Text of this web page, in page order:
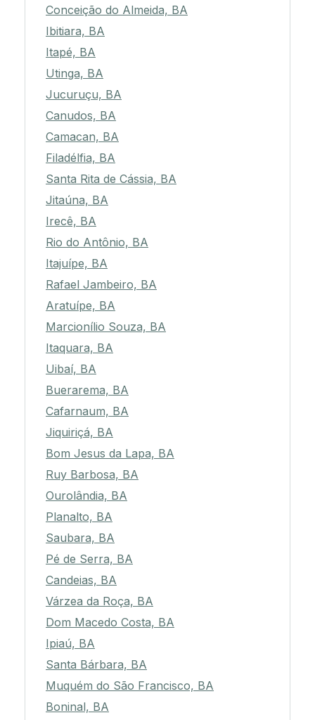
Conceição do Almeida, BA
Ibitiara, BA
Itapé, BA
Utinga, BA
Jucuruçu, BA
Canudos, BA
Camacan, BA
Filadélfia, BA
Santa Rita de Cássia, BA
Jitaúna, BA
Irecê, BA
Rio do Antônio, BA
Itajuípe, BA
Rafael Jambeiro, BA
Aratuípe, BA
Marcionílio Souza, BA
Itaquara, BA
Uibaí, BA
Buerarema, BA
Cafarnaum, BA
Jiquiriçá, BA
Bom Jesus da Lapa, BA
Ruy Barbosa, BA
Ourolândia, BA
Planalto, BA
Saubara, BA
Pé de Serra, BA
Candeias, BA
Várzea da Roça, BA
Dom Macedo Costa, BA
Ipiaú, BA
Santa Bárbara, BA
Muquém do São Francisco, BA
Boninal, BA